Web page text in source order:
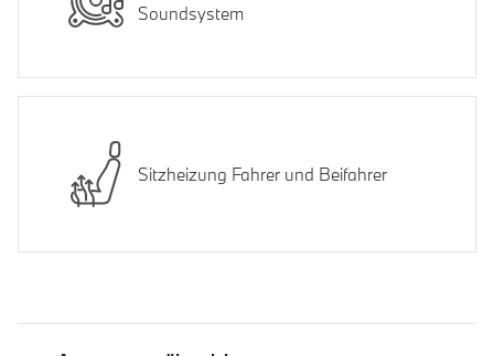
Soundsystem
Sitzheizung Fahrer und Beifahrer